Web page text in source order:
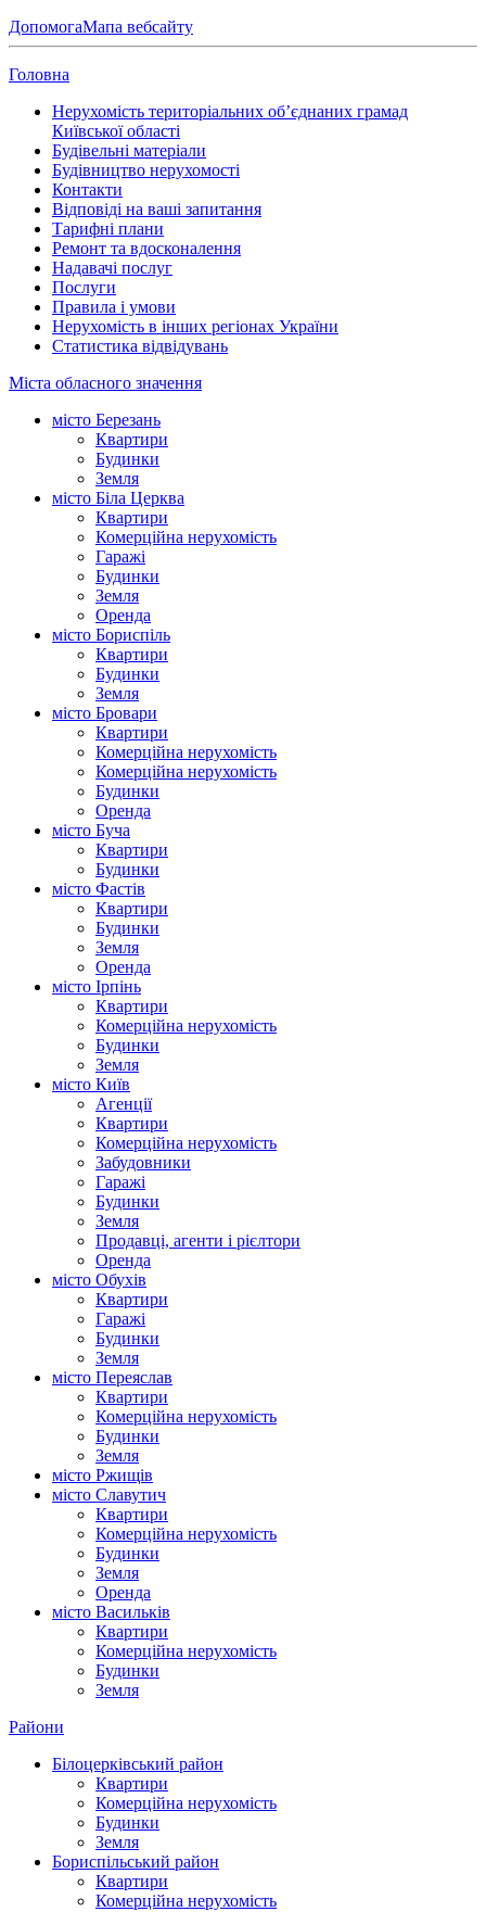
ДопомогаМапа вебсайту
Головна
Нерухомість територіальних об’єднаних грамад
Київської області
Будівельні матеріали
Будівництво нерухомості
Контакти
Відповіді на ваші запитання
Тарифні плани
Ремонт та вдосконалення
Надавачі послуг
Послуги
Правила і умови
Нерухомість в інших регіонах України
Статистика відвідувань
Міста обласного значення
місто Березань
Квартири
Будинки
Земля
місто Біла Церква
Квартири
Комерційна нерухомість
Гаражі
Будинки
Земля
Оренда
місто Бориспіль
Квартири
Будинки
Земля
місто Бровари
Квартири
Комерційна нерухомість
Комерційна нерухомість
Будинки
Оренда
місто Буча
Квартири
Будинки
місто Фастів
Квартири
Будинки
Земля
Оренда
місто Ірпінь
Квартири
Комерційна нерухомість
Будинки
Земля
місто Київ
Агенції
Квартири
Комерційна нерухомість
Забудовники
Гаражі
Будинки
Земля
Продавці, агенти і рієлтори
Оренда
місто Обухів
Квартири
Гаражі
Будинки
Земля
місто Переяслав
Квартири
Комерційна нерухомість
Будинки
Земля
місто Ржищів
місто Славутич
Квартири
Комерційна нерухомість
Будинки
Земля
Оренда
місто Василькiв
Квартири
Комерційна нерухомість
Будинки
Земля
Райони
Білоцерківський район
Квартири
Комерційна нерухомість
Будинки
Земля
Бориспільський район
Квартири
Комерційна нерухомість